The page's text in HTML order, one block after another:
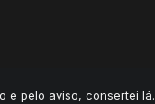
e pelo aviso, consertei lá.